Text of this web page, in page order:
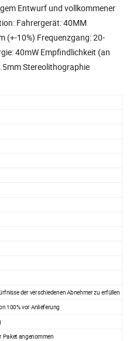
Entwurf und vollkommener
Fahrergerät: 40MM
(+-10%) Frequenzgang: 20-
40mW Empfindlichkeit (an
Stereolithographie
der verschiedenen Abnehmer zu erfüllen
100% vor Anlieferung
Paket angenommen